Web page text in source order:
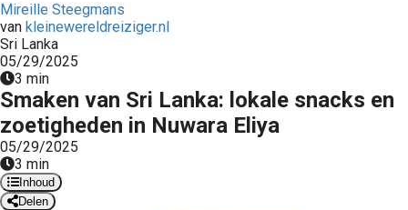
Mireille Steegmans
van kleinewereldreiziger.nl
Sri Lanka
05/29/2025
3 min
Smaken van Sri Lanka: lokale snacks en
zoetigheden in Nuwara Eliya
05/29/2025
3 min
Inhoud
Delen